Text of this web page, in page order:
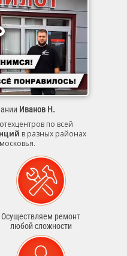
Иванов Н.
по всей
в разных районах
Осуществляем ремонт
любой сложности